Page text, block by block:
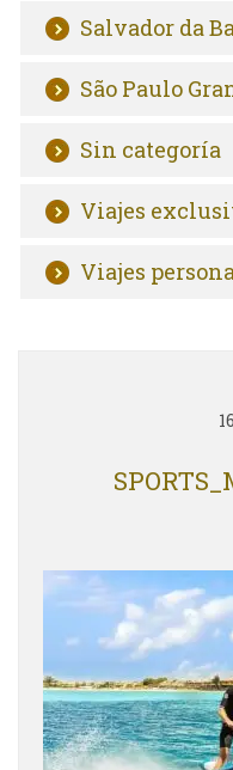
Salvador da
São Paulo
Sin categoría
Viajes
Viajes